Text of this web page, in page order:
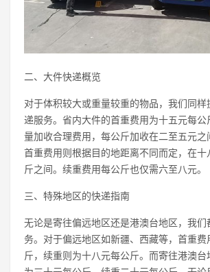
二、大件快递概览
对于体积较大或重量较重的物品，我们同
递服务。省内大件的首重费用为十五元每公
量加收合理费用，每公斤加收在二至五元之
首重费用则根据目的地距离不同而定，在十
斤之间。续重费用每公斤也仅需六至八元。
三、特殊地区的快递指南
无论是寄往偏远地区还是港澳台地区，我们
务。对于偏远地区如新疆、西藏等，首重费
斤，续重则为十八元每公斤。而寄往港澳台